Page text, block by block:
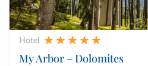
Hotel
My Arbor – Dolomites